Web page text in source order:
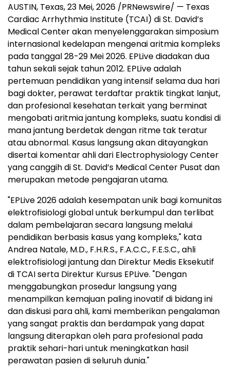
AUSTIN, Texas,23 Mei, 2026 /PRNewswire/ — Texas
Cardiac Arrhythmia Institute (TCAI) di St. David’s
Medical Center akan menyelenggarakan simposium
internasional kedelapan mengenai aritmia kompleks
pada tanggal 28-29 Mei 2026. EPLive diadakan dua
tahun sekali sejak tahun 2012. EPLive adalah
pertemuan pendidikan yang intensif selama dua hari
bagi dokter, perawat terdaftar praktik tingkat lanjut,
dan profesional kesehatan terkait yang berminat
mengobati aritmia jantung kompleks, suatu kondisi di
mana jantung berdetak dengan ritme tak teratur
atau abnormal. Kasus langsung akan ditayangkan
disertai komentar ahli dari Electrophysiology Center
yang canggih di St. David’s Medical Center Pusat dan
merupakan metode pengajaran utama.
"EPLive 2026 adalah kesempatan unik bagi komunitas
elektrofisiologi global untuk berkumpul dan terlibat
dalam pembelajaran secara langsung melalui
pendidikan berbasis kasus yang kompleks," kata
Andrea Natale, M.D., F.H.R.S., F.A.C.C., F.E.S.C., ahli
elektrofisiologi jantung dan Direktur Medis Eksekutif
di TCAI serta Direktur Kursus EPLive. "Dengan
menggabungkan prosedur langsung yang
menampilkan kemajuan paling inovatif di bidang ini
dan diskusi para ahli, kami memberikan pengalaman
yang sangat praktis dan berdampak yang dapat
langsung diterapkan oleh para profesional pada
praktik sehari-hari untuk meningkatkan hasil
perawatan pasien di seluruh dunia."